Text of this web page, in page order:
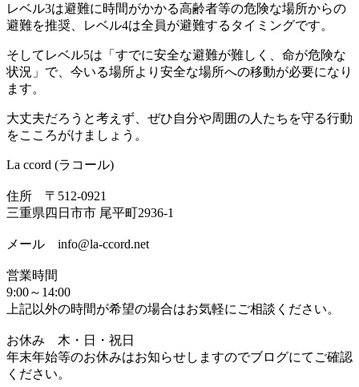
レベル3は避難に時間がかかる高齢者等の危険な場所からの
避難を推奨、レベル4は全員が避難するタイミングです。
そしてレベル5は「すでに安全な避難が難しく、命が危険な
状況」で、今いる場所より安全な場所への移動が必要になり
ます。
大丈夫だろうと考えず、ぜひ自分や周囲の人たちを守る行動
をこころがけましょう。
La ccord (ラコール)
住所 〒512-0921
三重県四日市市 尾平町2936-1
メール info@la-ccord.net
営業時間
9:00～14:00
上記以外の時間が希望の場合はお気軽にご相談ください。
お休み 木・日・祝日
年末年始等のお休みはお知らせしますのでブログにてご確認
ください。